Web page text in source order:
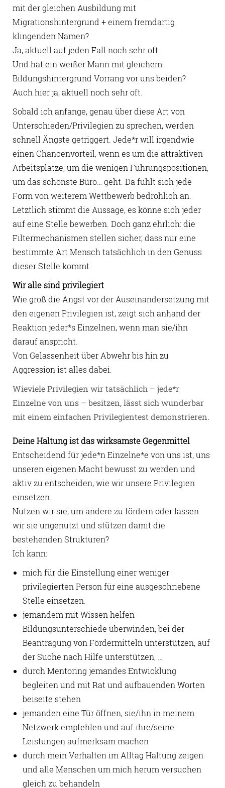
mit der gleichen Ausbildung mit
Migrationshintergrund + einem fremdartig
klingenden Namen?
Ja, aktuell auf jeden Fall noch sehr oft.
Und hat ein weißer Mann mit gleichem
Bildungshintergrund Vorrang vor uns beiden?
Auch hier ja, aktuell noch sehr oft.
Sobald ich anfange, genau über diese Art von
Unterschieden/Privilegien zu sprechen, werden
schnell Ängste getriggert. Jede*r will irgendwie
einen Chancenvorteil, wenn es um die attraktiven
Arbeitsplätze, um die wenigen Führungspositionen,
um das schönste Büro… geht. Da fühlt sich jede
Form von weiterem Wettbewerb bedrohlich an.
Letztlich stimmt die Aussage, es könne sich jeder
auf eine Stelle bewerben. Doch ganz ehrlich: die
Filtermechanismen stellen sicher, dass nur eine
bestimmte Art Mensch tatsächlich in den Genuss
dieser Stelle kommt.
Wir alle sind privilegiert
Wie groß die Angst vor der Auseinandersetzung mit
den eigenen Privilegien ist, zeigt sich anhand der
Reaktion jeder*s Einzelnen, wenn man sie/ihn
darauf anspricht.
Von Gelassenheit über Abwehr bis hin zu
Aggression ist alles dabei.
Wieviele Privilegien wir tatsächlich – jede*r
Einzelne von uns – besitzen, lässt sich wunderbar
mit einem einfachen Privilegientest demonstrieren.
Deine Haltung ist das wirksamste Gegenmittel
Entscheidend für jede*n Einzelne*e von uns ist, uns
unseren eigenen Macht bewusst zu werden und
aktiv zu entscheiden, wie wir unsere Privilegien
einsetzen.
Nutzen wir sie, um andere zu fördern oder lassen
wir sie ungenutzt und stützen damit die
bestehenden Strukturen?
Ich kann:
mich für die Einstellung einer weniger
privilegierten Person für eine ausgeschriebene
Stelle einsetzen.
jemandem mit Wissen helfen
Bildungsunterschiede überwinden, bei der
Beantragung von Fördermitteln unterstützen, auf
der Suche nach Hilfe unterstützen, …
durch Mentoring jemandes Entwicklung
begleiten und mit Rat und aufbauenden Worten
beiseite stehen
jemanden eine Tür öffnen, sie/ihn in meinem
Netzwerk empfehlen und auf ihre/seine
Leistungen aufmerksam machen
durch mein Verhalten im Alltag Haltung zeigen
und alle Menschen um mich herum versuchen
gleich zu behandeln